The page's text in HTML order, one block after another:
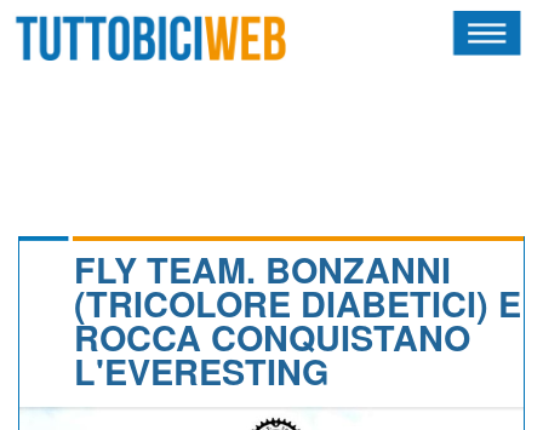
CALENDARIO
FLY TEAM. BONZANNI
(TRICOLORE DIABETICI) E
ROCCA CONQUISTANO
L'EVERESTING